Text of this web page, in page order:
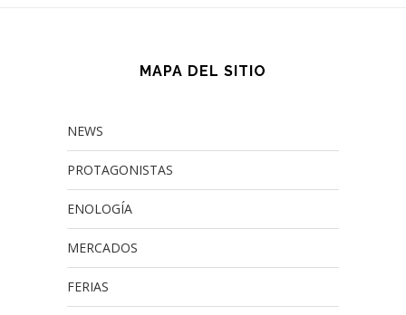
MAPA DEL SITIO
NEWS
PROTAGONISTAS
ENOLOGÍA
MERCADOS
FERIAS